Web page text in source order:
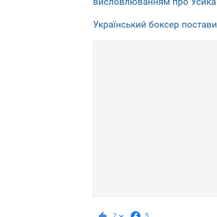
Український боксер